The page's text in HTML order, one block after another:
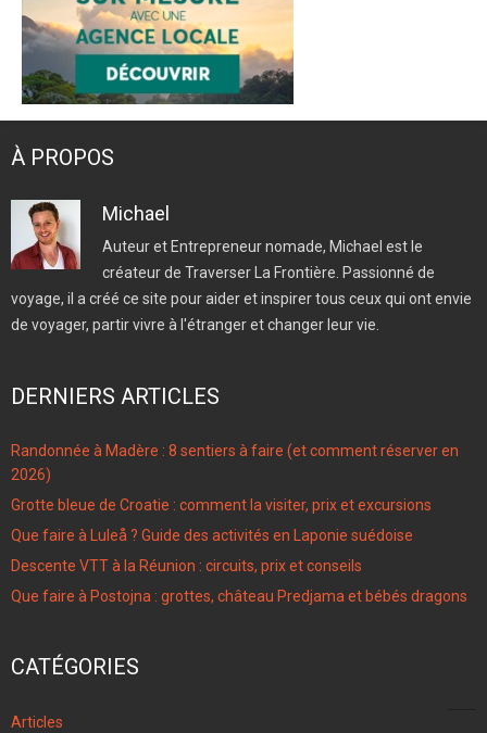
À PROPOS
Michael
Auteur et Entrepreneur nomade, Michael est le
créateur de Traverser La Frontière. Passionné de
voyage, il a créé ce site pour aider et inspirer tous ceux qui ont envie
de voyager, partir vivre à l'étranger et changer leur vie.
DERNIERS ARTICLES
Randonnée à Madère : 8 sentiers à faire (et comment réserver en
2026)
Grotte bleue de Croatie : comment la visiter, prix et excursions
Que faire à Luleå ? Guide des activités en Laponie suédoise
Descente VTT à la Réunion : circuits, prix et conseils
Que faire à Postojna : grottes, château Predjama et bébés dragons
CATÉGORIES
Articles